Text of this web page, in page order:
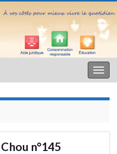
n°145